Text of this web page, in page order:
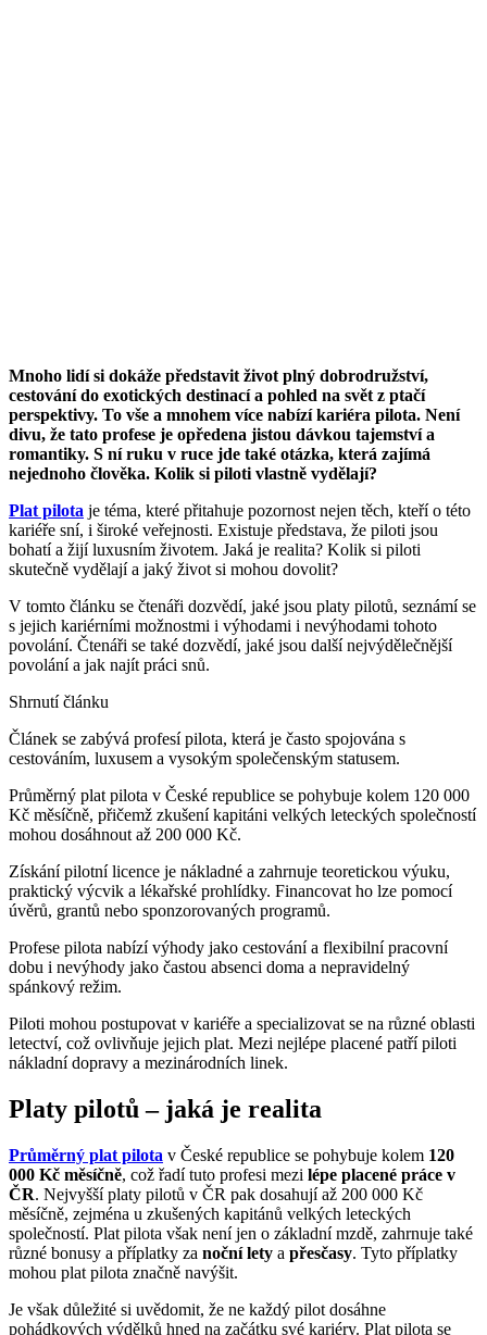
Mnoho lidí si dokáže představit život plný dobrodružství,
cestování do exotických destinací a pohled na svět z ptačí
perspektivy. To vše a mnohem více nabízí kariéra pilota. Není
divu, že tato profese je opředena jistou dávkou tajemství a
romantiky. S ní ruku v ruce jde také otázka, která zajímá
nejednoho člověka. Kolik si piloti vlastně vydělají?
Plat pilota je téma, které přitahuje pozornost nejen těch, kteří o této
kariéře sní, i široké veřejnosti. Existuje představa, že piloti jsou
bohatí a žijí luxusním životem. Jaká je realita? Kolik si piloti
skutečně vydělají a jaký život si mohou dovolit?
V tomto článku se čtenáři dozvědí, jaké jsou platy pilotů, seznámí se
s jejich kariérními možnostmi i výhodami i nevýhodami tohoto
povolání. Čtenáři se také dozvědí, jaké jsou další nejvýdělečnější
povolání a jak najít práci snů.
Shrnutí článku
Článek se zabývá profesí pilota, která je často spojována s
cestováním, luxusem a vysokým společenským statusem.
Průměrný plat pilota v České republice se pohybuje kolem 120 000
Kč měsíčně, přičemž zkušení kapitáni velkých leteckých společností
mohou dosáhnout až 200 000 Kč.
Získání pilotní licence je nákladné a zahrnuje teoretickou výuku,
praktický výcvik a lékařské prohlídky. Financovat ho lze pomocí
úvěrů, grantů nebo sponzorovaných programů.
Profese pilota nabízí výhody jako cestování a flexibilní pracovní
dobu i nevýhody jako častou absenci doma a nepravidelný
spánkový režim.
Piloti mohou postupovat v kariéře a specializovat se na různé oblasti
letectví, což ovlivňuje jejich plat. Mezi nejlépe placené patří piloti
nákladní dopravy a mezinárodních linek.
Platy pilotů – jaká je realita
Průměrný plat pilota v České republice se pohybuje kolem 120
000 Kč měsíčně, což řadí tuto profesi mezi lépe placené práce v
ČR. Nejvyšší platy pilotů v ČR pak dosahují až 200 000 Kč
měsíčně, zejména u zkušených kapitánů velkých leteckých
společností. Plat pilota však není jen o základní mzdě, zahrnuje také
různé bonusy a příplatky za noční lety a přesčasy. Tyto příplatky
mohou plat pilota značně navýšit.
Je však důležité si uvědomit, že ne každý pilot dosáhne
pohádkových výdělků hned na začátku své kariéry. Plat pilota se